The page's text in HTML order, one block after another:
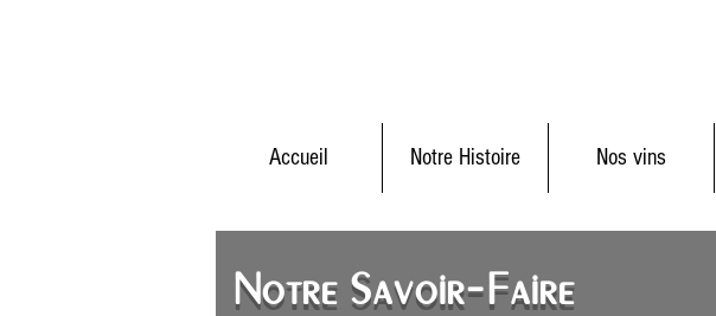
Notre Savoir-Faire
Accueil Notre Histoire Nos vins